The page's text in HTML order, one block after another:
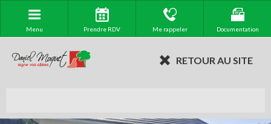
Menu Prendre RDV Me rappeler Documentation
RETOUR AU SITE